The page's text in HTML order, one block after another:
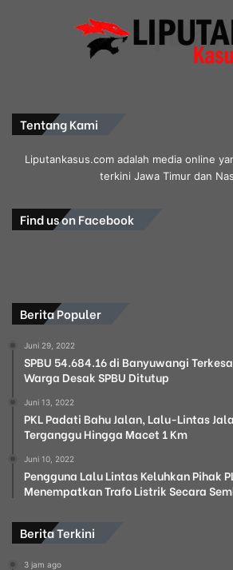
Tentang Kami
Liputankasus.com adalah media online
terkini Jawa Timur dan
Find us on Facebook
Berita Populer
Juni 29, 2022
SPBU 54.684.16 di Banyuwangi
Warga Desak SPBU Ditutup
Juni 13, 2022
PKL Padati Bahu Jalan, Lalu-Lintas
Terganggu Hingga Macet 1 Km
Juni 10, 2022
Pengguna Lalu Lintas Keluhkan Pihak
Menempatkan Trafo Listrik Secara
Berita Terkini
3 jam ago